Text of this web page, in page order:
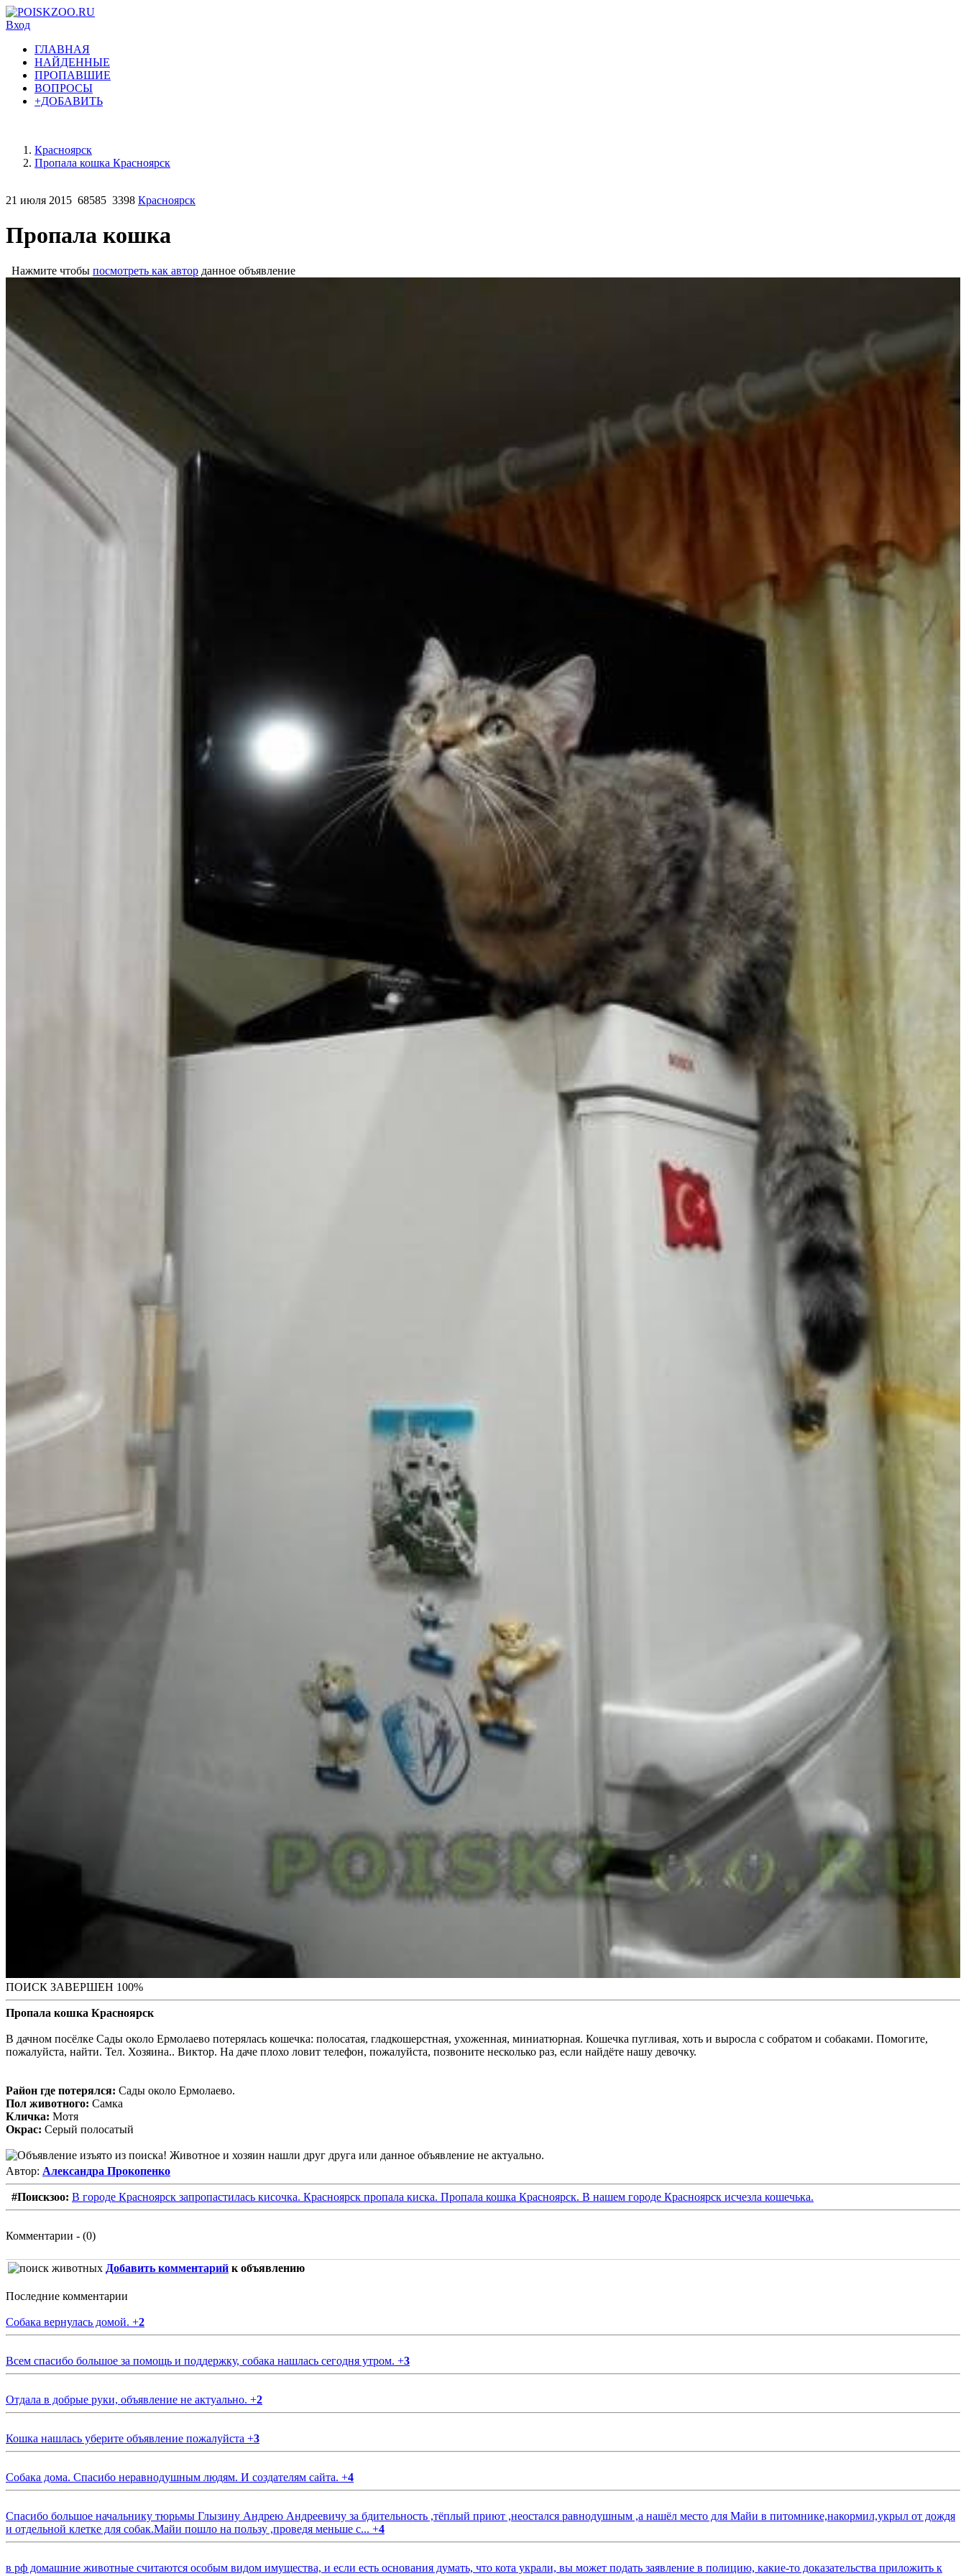
Вход
ГЛАВНАЯ
НАЙДЕННЫЕ
ПРОПАВШИЕ
ВОПРОСЫ
+ДОБАВИТЬ
Красноярск
Пропала кошка Красноярск
21 июля 2015 68585 3398 Красноярск
Пропала кошка
Нажмите чтобы посмотреть как автор данное объявление
ПОИСК ЗАВЕРШЕН 100%
Пропала кошка Красноярск
В дачном посёлке Сады около Ермолаево потерялась кошечка: полосатая, гладкошерстная, ухоженная, миниатюрная. Кошечка пугливая, хоть и выросла с собратом и собаками. Помогите,
пожалуйста, найти. Тел. Хозяина.. Виктор. На даче плохо ловит телефон, пожалуйста, позвоните несколько раз, если найдёте нашу девочку.
Район где потерялся: Сады около Ермолаево.
Пол животного: Самка
Кличка: Мотя
Окрас: Серый полосатый
Автор: Александра Прокопенко
#Поискзоо: В городе Красноярск запропастилась кисочка. Красноярск пропала киска. Пропала кошка Красноярск. В нашем городе Красноярск исчезла кошечька.
Комментарии - (0)
Добавить комментарий к объявлению
Последние комментарии
Собака вернулась домой. +2
Всем спасибо большое за помощь и поддержку, собака нашлась сегодня утром. +3
Отдала в добрые руки, объявление не актуально. +2
Кошка нашлась уберите объявление пожалуйста +3
Собака дома. Спасибо неравнодушным людям. И создателям сайта. +4
Спасибо большое начальнику тюрьмы Глызину Андрею Андреевичу за бдительность ,тёплый приют ,неостался равнодушным ,а нашёл место для Майи в питомнике,накормил,укрыл от дождя
и отдельной клетке для собак.Майи пошло на пользу ,проведя меньше с... +4
в рф домашние животные считаются особым видом имущества, и если есть основания думать, что кота украли, вы может подать заявление в полицию, какие-то доказательства приложить к